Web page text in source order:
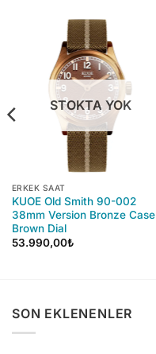
STOKTA YOK
ERKEK SAAT
KUOE Old Smith 90-002
38mm Version Bronze Case
Brown Dial
53.990,00₺
SON EKLENENLER